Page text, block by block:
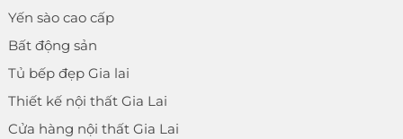
Yến sào cao cấp
Bất động sản
Tủ bếp đẹp Gia lai
Thiết kế nội thất Gia Lai
Cửa hàng nội thất Gia Lai